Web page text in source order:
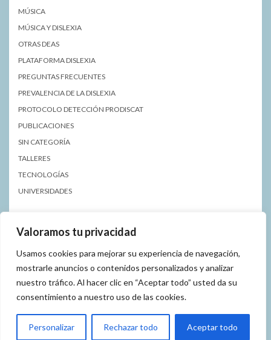
Valoramos tu privacidad
Usamos cookies para mejorar su experiencia de navegación,
mostrarle anuncios o contenidos personalizados y analizar
nuestro tráfico. Al hacer clic en “Aceptar todo” usted da su
consentimiento a nuestro uso de las cookies.
Personalizar Rechazar todo Aceptar todo
MÚSICA
MÚSICA Y DISLEXIA
OTRAS DEAS
PLATAFORMA DISLEXIA
PREGUNTAS FRECUENTES
PREVALENCIA DE LA DISLEXIA
PROTOCOLO DETECCIÓN PRODISCAT
PUBLICACIONES
SIN CATEGORÍA
TALLERES
TECNOLOGÍAS
UNIVERSIDADES
POLÍTICA DE PRIVACIDAD AVISO LEGAL